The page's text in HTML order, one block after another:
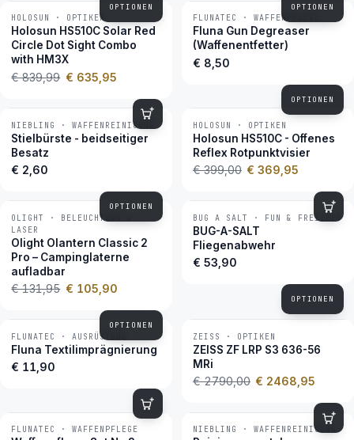
OPTIONEN OPTIONEN
−24 %
HOLOSUN · OPTIKEN
Holosun HS510C Solar Red
Circle Dot Sight Combo
with HM3X
€ 839,99 € 635,95
BESTSELLER
FLUNATEC · WAFFENPFLEGE
Fluna Gun Degreaser
(Waffenentfetter)
€ 8,50
OPTIONEN
BESTSELLER
NIEBLING · WAFFENREINIGUNG
Stielbürste - beidseitiger
Besatz
€ 2,60
OPTIONEN
−7 %
HOLOSUN · OPTIKEN
Holosun HS510C - Offenes
Reflex Rotpunktvisier
€ 399,00 € 369,95
−20 %
OLIGHT · BELEUCHTUNG &
LASER
Olight Olantern Classic 2
Pro – Campinglaterne
aufladbar
€ 131,95 € 105,90
OPTIONEN
BUG A SALT · FUN & FREIZEIT
BUG-A-SALT
Fliegenabwehr
€ 53,90
OPTIONEN
BESTSELLER
FLUNATEC · AUSRÜSTUNG
Fluna Textilimprägnierung
€ 11,90
−12 %
ZEISS · OPTIKEN
ZEISS ZF LRP S3 636-56
MRi
€ 2790,00 € 2468,95
BESTSELLER
FLUNATEC · WAFFENPFLEGE BESTSELLER
NIEBLING · WAFFENREINIGUNG